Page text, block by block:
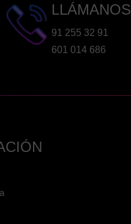
LLÁMANOS
91 255 32 91
601 014 686